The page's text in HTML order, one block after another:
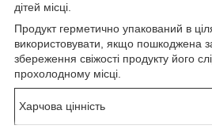
дітей місці.
Продукт герметично упакований в
використовувати, якщо пошкоджена
збереження свіжості продукту його
прохолодному місці.
Харчова цінність